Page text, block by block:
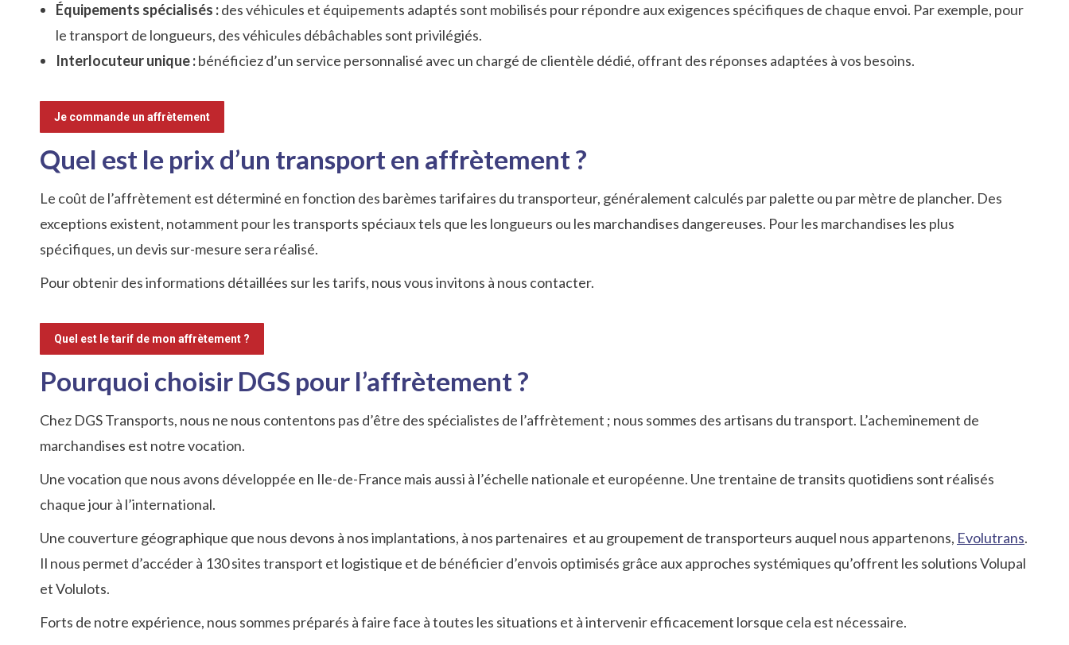
Équipements spécialisés :des véhicules et équipements adaptés sont mobilisés pour répondre aux exigences spécifiques de chaque envoi. Par exemple, pour
le transport de longueurs, des véhicules débâchables sont privilégiés.
Interlocuteur unique :bénéficiez d’un service personnalisé avec un chargé de clientèle dédié, offrant des réponses adaptées à vos besoins.
Je commande un affrètement
Quel est le prix d’un transport en affrètement ?
Le coût de l’affrètement est déterminé en fonction des barèmes tarifaires du transporteur, généralement calculés par palette ou par mètre de plancher. Des
exceptions existent, notamment pour les transports spéciaux tels que les longueurs ou les marchandises dangereuses. Pour les marchandises les plus
spécifiques, un devis sur-mesure sera réalisé.
Pour obtenir des informations détaillées sur les tarifs, nous vous invitons à nous contacter.
Quel est le tarif de mon affrètement ?
Pourquoi choisir DGS pour l’affrètement ?
Chez DGS Transports, nous ne nous contentons pas d’être des spécialistes de l’affrètement ; nous sommes des artisans du transport. L’acheminement de
marchandises est notre vocation.
Une vocation que nous avons développée en Ile-de-France mais aussi à l’échelle nationale et européenne. Une trentaine de transits quotidiens sont réalisés
chaque jour à l’international.
Une couverture géographique que nous devons à nos implantations, à nos partenaires et au groupement de transporteurs auquel nous appartenons, Evolutrans.
Il nous permet d’accéder à 130 sites transport et logistique et de bénéficier d’envois optimisés grâce aux approches systémiques qu’offrent les solutions Volupal
et Volulots.
Forts de notre expérience, nous sommes préparés à faire face à toutes les situations et à intervenir efficacement lorsque cela est nécessaire.